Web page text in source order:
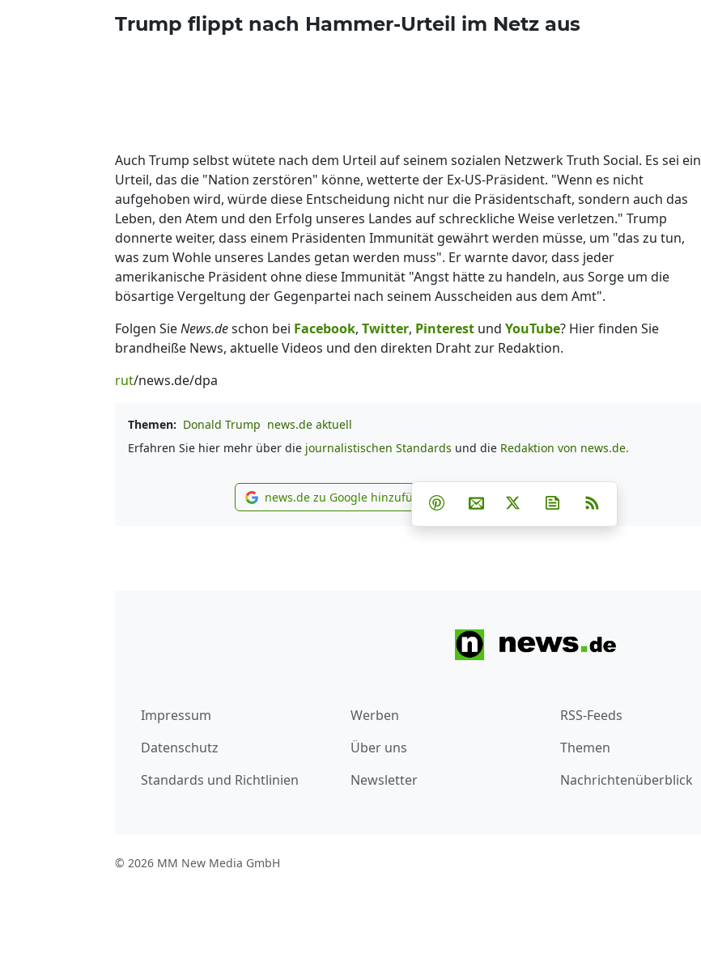
Trump flippt nach Hammer-Urteil im Netz aus
Auch Trump selbst wütete nach dem Urteil auf seinem sozialen Netzwerk Truth Social. Es sei ein
Urteil, das die "Nation zerstören" könne, wetterte der Ex-US-Präsident. "Wenn es nicht
aufgehoben wird, würde diese Entscheidung nicht nur die Präsidentschaft, sondern auch das
Leben, den Atem und den Erfolg unseres Landes auf schreckliche Weise verletzen." Trump
donnerte weiter, dass einem Präsidenten Immunität gewährt werden müsse, um "das zu tun,
was zum Wohle unseres Landes getan werden muss". Er warnte davor, dass jeder
amerikanische Präsident ohne diese Immunität "Angst hätte zu handeln, aus Sorge um die
bösartige Vergeltung der Gegenpartei nach seinem Ausscheiden aus dem Amt".
Folgen SieNews.deschon bei Facebook, Twitter, Pinterest und YouTube? Hier finden Sie
brandheiße News, aktuelle Videos und den direkten Draht zur Redaktion.
rut/news.de/dpa
Themen: Donald Trump news.de aktuell
Erfahren Sie hier mehr über die journalistischen Standards und die Redaktion von news.de.
news.de zu Google hinzufügen
news.de zu Google hinzufügen Teilen auf Facebook
Teilen auf Whatsapp
Teilen auf Telegram
Teilen auf Pinterest
Per E-Mail teilen
Post auf XNewsletter abonnieren
Impressum
Datenschutz
Standards und Richtlinien
Werben
Über uns
Newsletter
RSS-Feeds
Themen
Nachrichtenüberblick
© 2026 MM New Media GmbH